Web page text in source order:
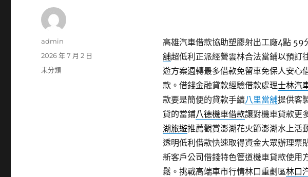
高雄汽車借款協助塑膠射出工廠4點 59
舖超低利正派經營雲林合法當鋪以預訂
遊方案週轉最多借款免留車免保人安心
款。借錢金融貸款經驗借款處理士林汽
款要是簡便的貸款手續八里當舖提供客
貸的當鋪八德機車借款讓對機車貸款更
湖旅遊推薦觀賞澎湖花火節澎湖水上活
透明低利借款快速取得資金大眾辦理票
新客戶公司借錢特色管道機車貸款使用
鬆。挑戰高端車市行情林口重劃區林口
作
admin
發
佈
2026 年 7 月 2 日
分
未分類